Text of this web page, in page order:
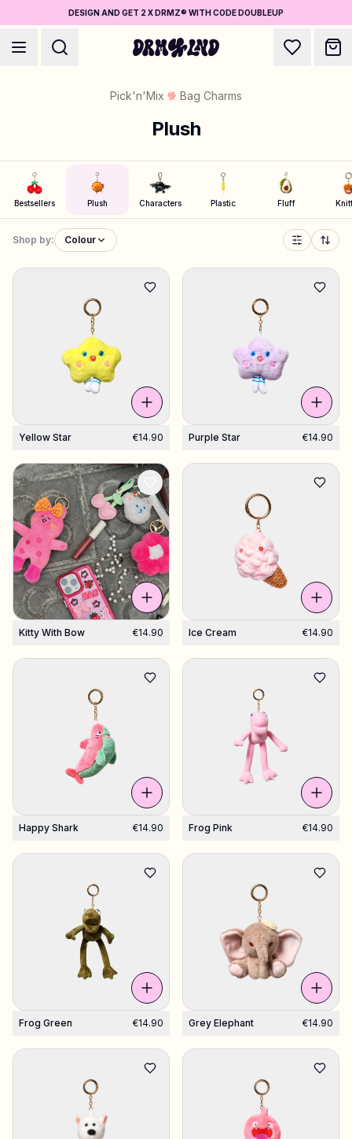
DESIGN AND GET 2 X DRMZ® WITH CODE DOUBLEUP
Accessory Builders
Phone cases, bags, laptops & more
Shop DRMZ®
Jewelry Builders
Necklaces, bracelets, bag chains & more
Shop Charms
Hundreds of pendants. Find your favorites.
All products
Gifts
Limited Editions
Support
More
My orders
Pick'n'Mix Bag Charms
Plush
Bestsellers Plush Characters Plastic Fluff
Shop by: Colour
Yellow Star €14.90 Purple Star €14.90
Kitty With Bow €14.90 Ice Cream €14.90
Happy Shark €14.90 Frog Pink €14.90
Frog Green €14.90 Grey Elephant €14.90